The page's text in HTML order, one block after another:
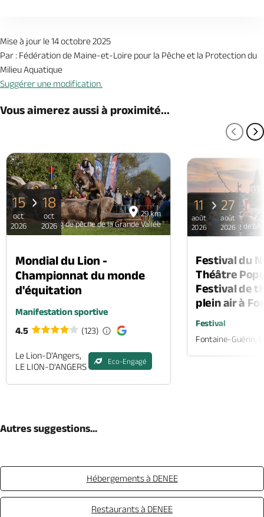
Mise à jour le 14 octobre 2025
Par : Fédération de Maine-et-Loire pour la Pêche et la Protection du
Milieu Aquatique
Suggérer une modification.
Vous aimerez aussi à proximité...
29 km
Étang de pêche de la Grande Vallée
15
oct
2026
18
oct
2026
Mondial du Lion -
Championnat du monde
d'équitation
Manifestation sportive
4.5
(123)
Le Lion-D'Angers,
LE LION-D'ANGERS
Eco-Engagé
Étang de
11
août
2026
27
août
2026
Festival du
Théâtre
Festival de
plein air à
Festival
Fontaine-Guérin,
Autres suggestions...
Hébergements à DENEE
Restaurants à DENEE